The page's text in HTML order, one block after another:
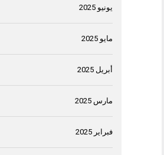
يونيو 2025
مايو 2025
أبريل 2025
مارس 2025
فبراير 2025